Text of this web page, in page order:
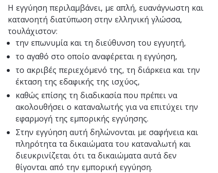
Η εγγύηση περιλαμβάνει, με απλή, ευανάγνωστη και
κατανοητή διατύπωση στην ελληνική γλώσσα,
τουλάχιστον:
την επωνυμία και τη διεύθυνση του εγγυητή,
το αγαθό στο οποίο αναφέρεται η εγγύηση,
το ακριβές περιεχόμενό της, τη διάρκεια και την
έκταση της εδαφικής της ισχύος,
καθώς επίσης τη διαδικασία που πρέπει να
ακολουθήσει ο καταναλωτής για να επιτύχει την
εφαρμογή της εμπορικής εγγύησης.
Στην εγγύηση αυτή δηλώνονται με σαφήνεια και
πληρότητα τα δικαιώματα του καταναλωτή και
διευκρινίζεται ότι τα δικαιώματα αυτά δεν
θίγονται από την εμπορική εγγύηση.